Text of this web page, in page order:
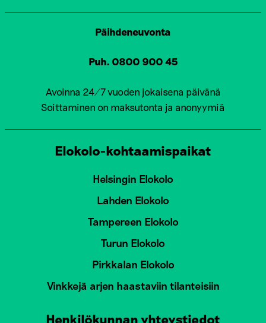
Päihdeneuvonta
Puh. 0800 900 45
Avoinna 24/7 vuoden jokaisena päivänä
Soittaminen on maksutonta ja anonyymiä
Elokolo-kohtaamispaikat
Helsingin Elokolo
Lahden Elokolo
Tampereen Elokolo
Turun Elokolo
Pirkkalan Elokolo
Vinkkejä arjen haastaviin tilanteisiin
Henkilökunnan yhteystiedot